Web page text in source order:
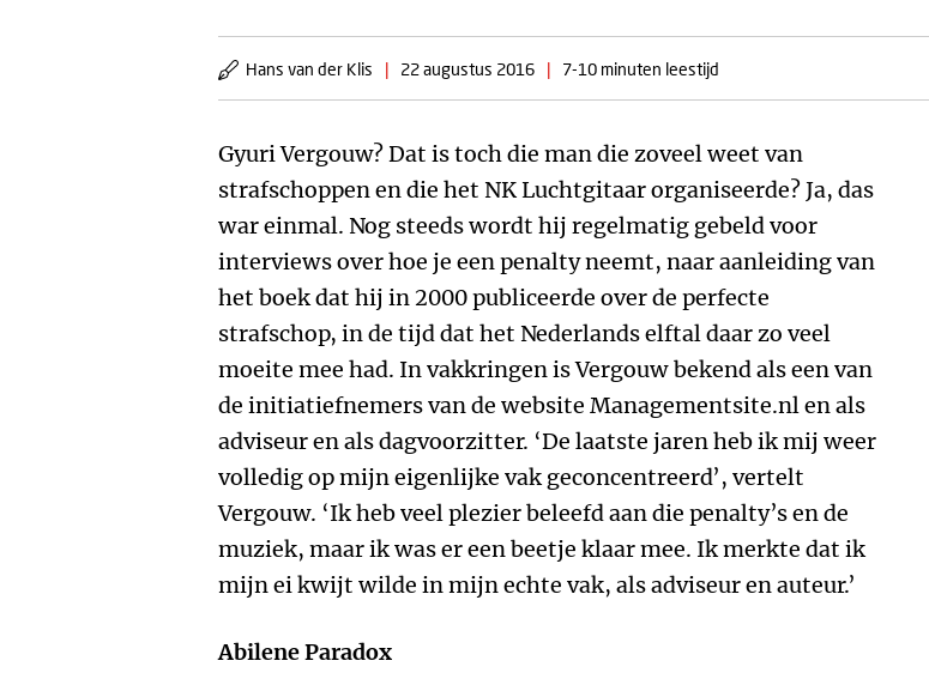
Hans van der Klis | 22 augustus 2016 | 7-10 minuten leestijd
Gyuri Vergouw? Dat is toch die man die zoveel weet van
strafschoppen en die het NK Luchtgitaar organiseerde? Ja, das
war einmal. Nog steeds wordt hij regelmatig gebeld voor
interviews over hoe je een penalty neemt, naar aanleiding van
het boek dat hij in 2000 publiceerde over de perfecte
strafschop, in de tijd dat het Nederlands elftal daar zo veel
moeite mee had. In vakkringen is Vergouw bekend als een van
de initiatiefnemers van de website Managementsite.nl en als
adviseur en als dagvoorzitter. ‘De laatste jaren heb ik mij weer
volledig op mijn eigenlijke vak geconcentreerd’, vertelt
Vergouw. ‘Ik heb veel plezier beleefd aan die penalty’s en de
muziek, maar ik was er een beetje klaar mee. Ik merkte dat ik
mijn ei kwijt wilde in mijn echte vak, als adviseur en auteur.’
Abilene Paradox